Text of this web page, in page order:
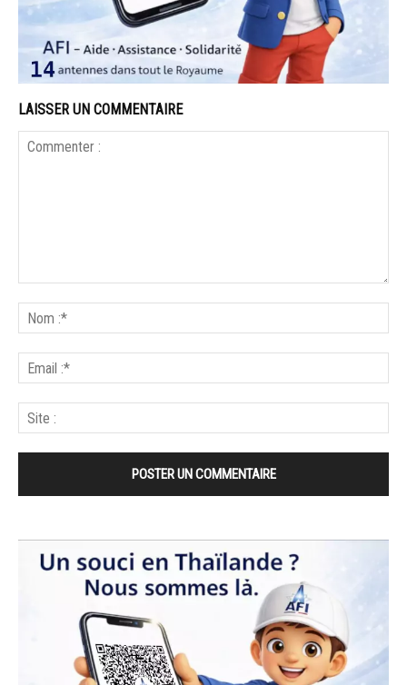
LAISSER UN COMMENTAIRE